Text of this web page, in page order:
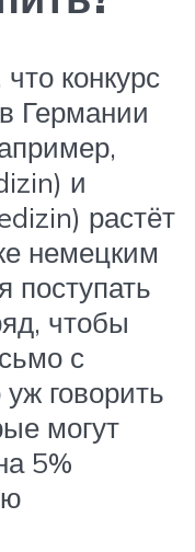
конкурс
Германии
и
растёт
немецким
поступать
чтобы
с
говорить
могут
5%